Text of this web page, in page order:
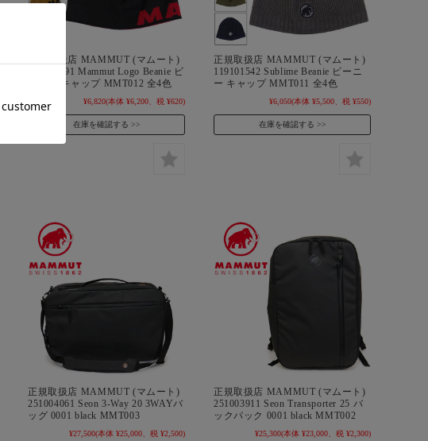
正規取扱店 MAMMUT (マムート)
119104891 Mammut Logo Beanie ビ
ーニー キャップ MMT012 全4色
¥6,820(本体 ¥6,200、税 ¥620)
在庫を確認する
正規取扱店 MAMMUT (マムート)
119101542 Sublime Beanie ビーニ
ー キャップ MMT011 全4色
¥6,050(本体 ¥5,500、税 ¥550)
在庫を確認する
正規取扱店 MAMMUT (マムート)
251004061 Seon 3-Way 20 3WAYバ
ッグ 0001 black MMT003
¥27,500(本体 ¥25,000、税 ¥2,500)
正規取扱店 MAMMUT (マムート)
251003911 Seon Transporter 25 バ
ックパック 0001 black MMT002
¥25,300(本体 ¥23,000、税 ¥2,300)